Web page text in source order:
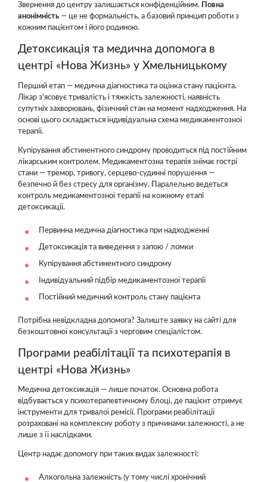
Звернення до центру залишається конфіденційним. Повна
анонімність — це не формальність, а базовий принцип роботи з
кожним пацієнтом і його родиною.
Детоксикація та медична допомога в
центрі «Нова Жизнь» у Хмельницькому
Перший етап — медична діагностика та оцінка стану пацієнта.
Лікар з'ясовує тривалість і тяжкість залежності, наявність
супутніх захворювань, фізичний стан на момент надходження. На
основі цього складається індивідуальна схема медикаментозної
терапії.
Купірування абстинентного синдрому проводиться під постійним
лікарським контролем. Медикаментозна терапія знімає гострі
стани — тремор, тривогу, серцево-судинні порушення —
безпечно й без стресу для організму. Паралельно ведеться
контроль медикаментозної терапії на кожному етапі
детоксикації.
Первинна медична діагностика при надходженні
Детоксикація та виведення з запою / ломки
Купірування абстинентного синдрому
Індивідуальний підбір медикаментозної терапії
Постійний медичний контроль стану пацієнта
Потрібна невідкладна допомога? Залиште заявку на сайті для
безкоштовної консультації з черговим спеціалістом.
Програми реабілітації та психотерапія в
центрі «Нова Жизнь»
Медична детоксикація — лише початок. Основна робота
відбувається у психотерапевтичному блоці, де пацієнт отримує
інструменти для тривалої ремісії. Програми реабілітації
розраховані на комплексну роботу з причинами залежності, а не
лише з її наслідками.
Центр надає допомогу при таких видах залежності:
Алкогольна залежність (у тому числі хронічний